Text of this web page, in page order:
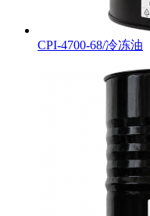
CPI-4700-68/冷冻油